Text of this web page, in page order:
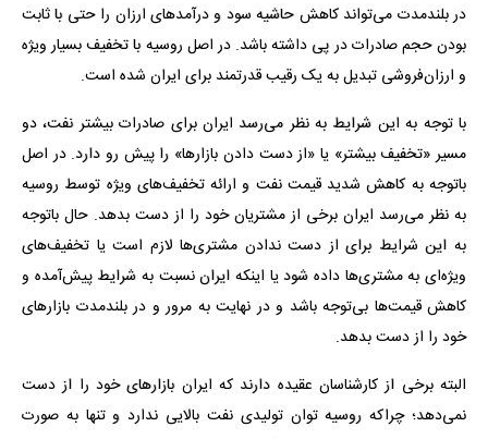
در بلندمدت می‌تواند کاهش حاشیه سود و درآمدهای ارزان را حتی با ثابت
بودن حجم صادرات در پی داشته باشد. در اصل روسیه با تخفیف بسیار ویژه
و ارزان‌فروشی تبدیل به یک رقیب قدرتمند برای ایران شده است.
با توجه به این شرایط به نظر می‌رسد ایران برای صادرات بیشتر نفت، دو
مسیر «تخفیف بیشتر» یا «از دست دادن بازار‌ها» را پیش رو دارد. در اصل
باتوجه به کاهش شدید قیمت نفت و ارائه تخفیف‌های ویژه توسط روسیه
به نظر می‌رسد ایران برخی از مشتریان خود را از دست بدهد. حال باتوجه
به این شرایط برای از دست ندادن مشتری‌ها لازم است یا تخفیف‌های
ویژه‌ای به مشتری‌ها داده شود یا اینکه ایران نسبت به شرایط پیش‌آمده و
کاهش قیمت‌ها بی‌توجه باشد و در نهایت به مرور و در بلندمدت بازارهای
خود را از دست بدهد.
البته برخی از کارشناسان عقیده دارند که ایران بازارهای خود را از دست
نمی‌دهد؛ چراکه روسیه توان تولیدی نفت بالایی ندارد و تنها به صورت